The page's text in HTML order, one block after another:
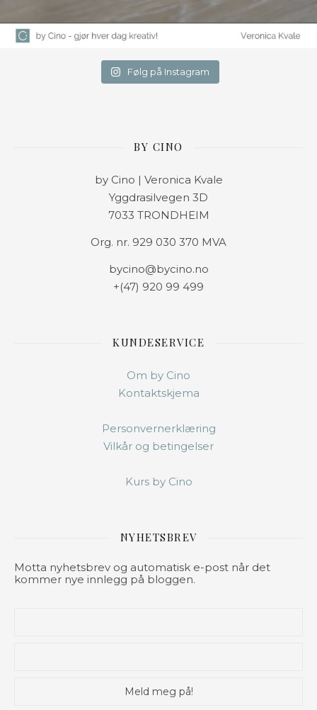
Følg på Instagram
BY CINO
by Cino | Veronica Kvale
Yggdrasilvegen 3D
7033 TRONDHEIM
Org. nr. 929 030 370 MVA
bycino@bycino.no
+(47) 920 99 499
KUNDESERVICE
Om by Cino
Kontaktskjema
Personvernerklæring
Vilkår og betingelser
Kurs by Cino
NYHETSBREV
Motta nyhetsbrev og automatisk e-post når det
kommer nye innlegg på bloggen.